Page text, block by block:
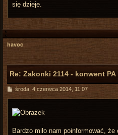
się dzieje.
havoc
Re: Zakonki 2114 - konwent PA
P
t
środa, 4 czerwca 2014, 11:07
Bardzo miło nam poinformować, że